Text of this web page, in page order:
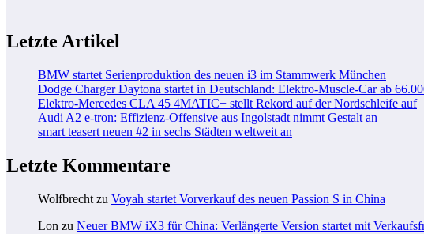
Letzte Artikel
BMW startet Serienproduktion des neuen i3 im Stammwerk München
Dodge Charger Daytona startet in Deutschland: Elektro-Muscle-Car ab
Elektro-Mercedes CLA 45 4MATIC+ stellt Rekord auf der Nordschleife auf
Audi A2 e-tron: Effizienz-Offensive aus Ingolstadt nimmt Gestalt an
smart teasert neuen #2 in sechs Städten weltweit an
Letzte Kommentare
Wolfbrecht zu Voyah startet Vorverkauf des neuen Passion S in China
Lon zu Neuer BMW iX3 für China: Verlängerte Version startet mit